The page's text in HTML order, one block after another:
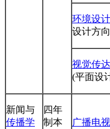
环境设计
设计方
视觉传
(平面设
新闻与
传播学
四年
制本
广播电